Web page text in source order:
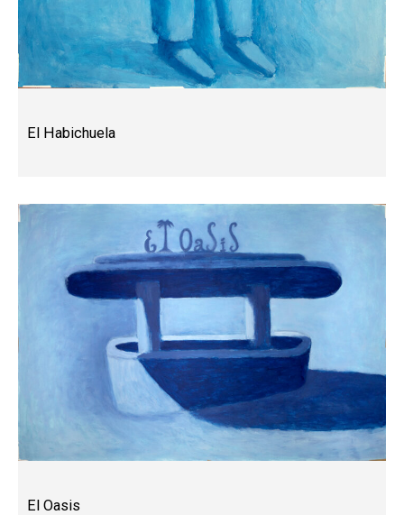
El Habichuela
El Oasis